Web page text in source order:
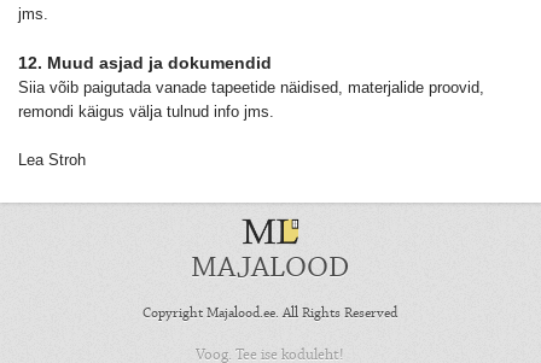
jms.
12. Muud asjad ja dokumendid
Siia võib paigutada vanade tapeetide näidised, materjalide proovid,
remondi käigus välja tulnud info jms.
Lea Stroh
MAJALOOD
Copyright Majalood.ee. All Rights Reserved
Voog. Tee ise koduleht!